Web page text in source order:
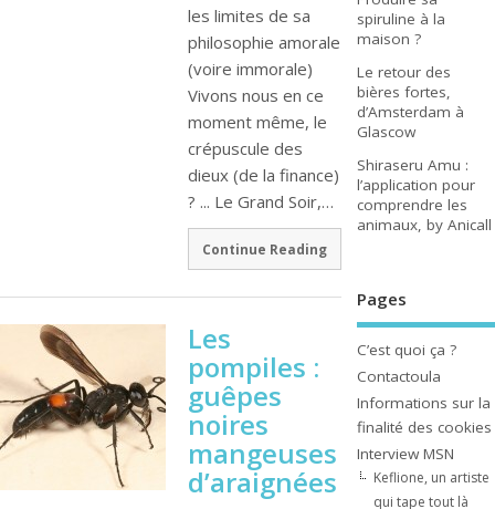
les limites de sa
philosophie amorale
(voire immorale)
Vivons nous en ce
moment même, le
crépuscule des
dieux (de la finance)
? ... Le Grand Soir,…
Continue Reading
Les
pompiles :
guêpes
noires
mangeuses
d’araignées
spiruline à la
maison ?
Le retour des
bières fortes,
d’Amsterdam à
Glascow
Shiraseru Amu :
l’application pour
comprendre les
animaux, by Anicall
Pages
C’est quoi ça ?
Contactoula
Informations sur la
finalité des cookies
Interview MSN
Keflione, un artiste
qui tape tout là